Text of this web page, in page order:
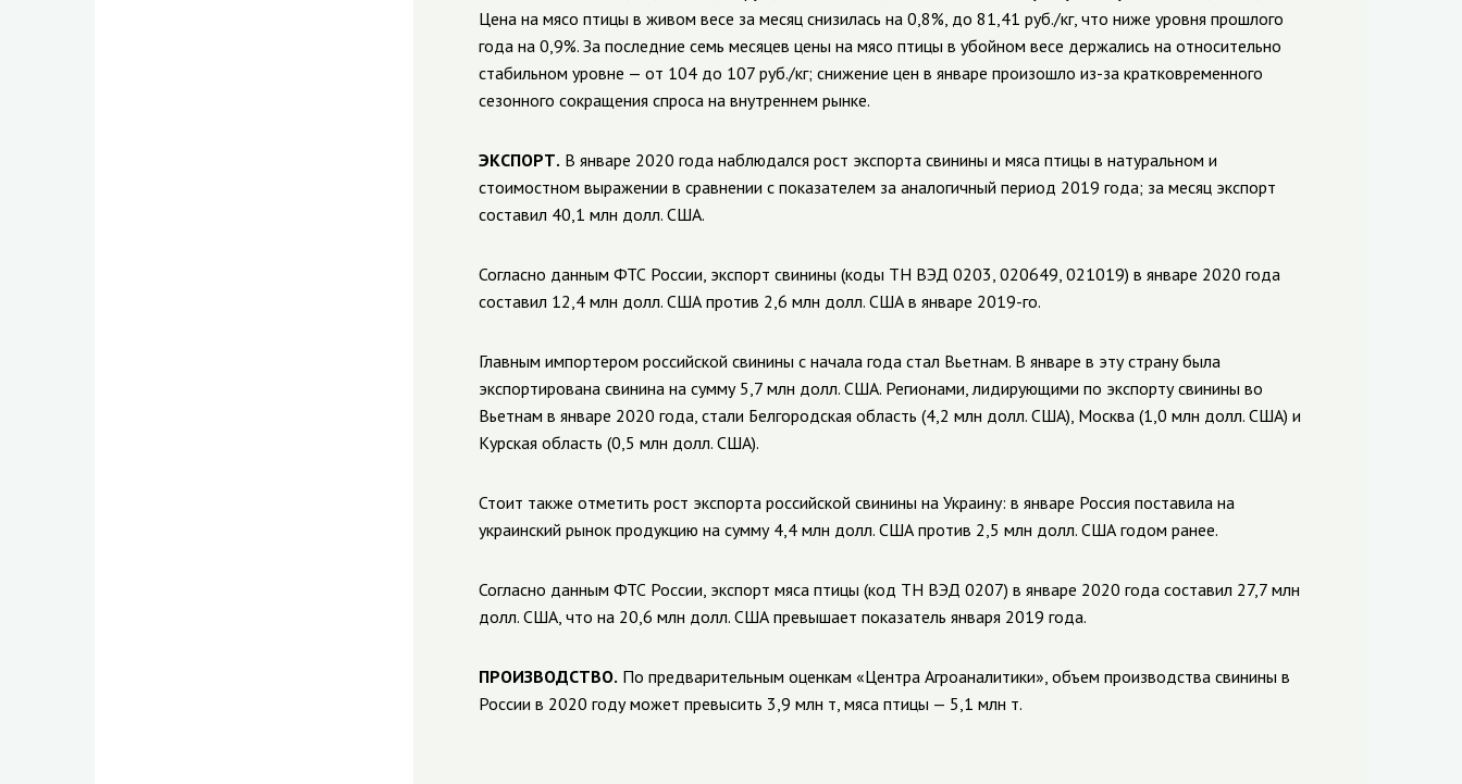
Цена на мясо птицы в живом весе за месяц снизилась на 0,8%, до 81,41 руб./кг, что ниже уровня прошлого
года на 0,9%. За последние семь месяцев цены на мясо птицы в убойном весе держались на относительно
стабильном уровне — от 104 до 107 руб./кг; снижение цен в январе произошло из-за кратковременного
сезонного сокращения спроса на внутреннем рынке.
ЭКСПОРТ. В январе 2020 года наблюдался рост экспорта свинины и мяса птицы в натуральном и
стоимостном выражении в сравнении с показателем за аналогичный период 2019 года; за месяц экспорт
составил 40,1 млн долл. США.
Согласно данным ФТС России, экспорт свинины (коды ТН ВЭД 0203, 020649, 021019) в январе 2020 года
составил 12,4 млн долл. США против 2,6 млн долл. США в январе 2019-го.
Главным импортером российской свинины с начала года стал Вьетнам. В январе в эту страну была
экспортирована свинина на сумму 5,7 млн долл. США. Регионами, лидирующими по экспорту свинины во
Вьетнам в январе 2020 года, стали Белгородская область (4,2 млн долл. США), Москва (1,0 млн долл. США) и
Курская область (0,5 млн долл. США).
Стоит также отметить рост экспорта российской свинины на Украину: в январе Россия поставила на
украинский рынок продукцию на сумму 4,4 млн долл. США против 2,5 млн долл. США годом ранее.
Согласно данным ФТС России, экспорт мяса птицы (код ТН ВЭД 0207) в январе 2020 года составил 27,7 млн
долл. США, что на 20,6 млн долл. США превышает показатель января 2019 года.
ПРОИЗВОДСТВО. По предварительным оценкам «Центра Агроаналитики», объем производства свинины в
России в 2020 году может превысить 3,9 млн т, мяса птицы — 5,1 млн т.